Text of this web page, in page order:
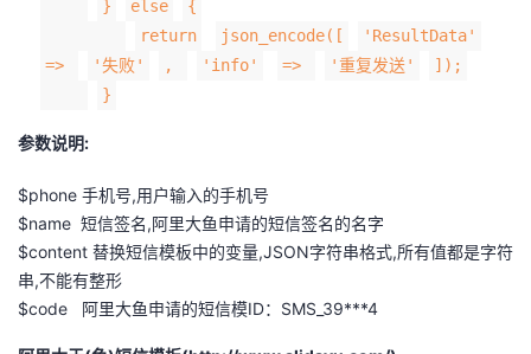
}
else
{
return
json_encode([
'ResultData'
=>
'失败' , 'info' => '重复发送'
]);
}
参数说明:
$phone 手机号,用户输入的手机号
$name 短信签名,阿里大鱼申请的短信签名的名字
$content 替换短信模板中的变量,JSON字符串格式,所有值都是字符
串,不能有整形
$code 阿里大鱼申请的短信模ID：SMS_39***4